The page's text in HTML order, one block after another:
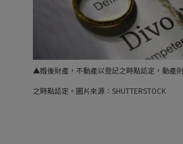
▲婚後財產， 不動產以登記之時點認定，動產
之時點認定。圖片來源：SHUTTERSTOCK